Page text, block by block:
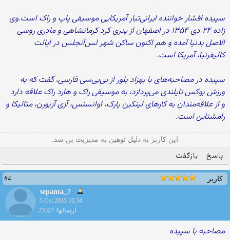
سپیده افشار خواننده ایرانی‌تبار آمریکایی موسیقی پاپ و راک است.وی
زاده ۲۴ دی ۱۳۵۴ در اصفهان از پدری کرد کرمانشاهی و مادری روسی
الاصل بدنیا آمده و هم اکنون ساکن شهر لس‌آنجلس در ایالت
کالیفرنیا، آمریکا است.
سپیده در مصاحبه‌های با بهزاد بلور از بی‌بی‌سی فارسی، گفت که به
ورزش بوکس تایلندی می‌پردازد، به موسیقی راک و هارد راک علاقه دارد
و از علاقه‌مندان به کارهای لینکین پارک، اوانسنس، آزی آزبورن، متالیکا و
رامشتاین است.
این کاربر به دلیل توهین به مدیریت بن شد.
پاسخ بازگفت
کاربر
#4
sepanta_7
5 Oct 2015 10:34
ارسالها: 23327
مصاحبه با سپیده